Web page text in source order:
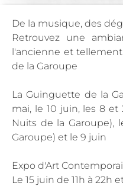
De la musique, des
Retrouvez une
l'ancienne et
de la Garoupe
La Guinguette de la
mai, le 10 juin, les 8
Nuits de la Garoupe),
Garoupe) et le 9 juin
Expo d'Art
Le 15 juin de 11h à 22h